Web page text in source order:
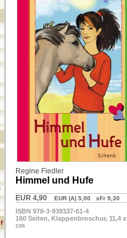
Regine Fiedler
Himmel und Hufe
EUR 4,90 EUR (A) 5,00 sFr 9,30
ISBN 978-3-939337-61-4
160 Seiten, Klappenbroschur, 11,4 x
cm